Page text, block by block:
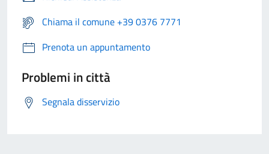
Chiama il comune +39 0376 7771
Prenota un appuntamento
Problemi in città
Segnala disservizio